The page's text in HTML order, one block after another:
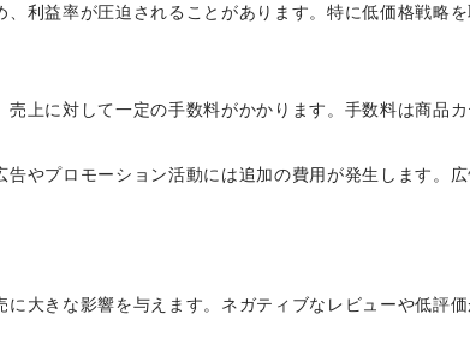
利益率が圧迫されることがあります。特に低価格戦略
上に対して一定の手数料がかかります。手数料は商品
やプロモーション活動には追加の費用が発生します。
に大きな影響を与えます。ネガティブなレビューや低評